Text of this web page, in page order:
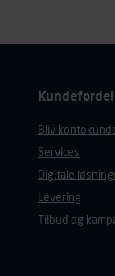
Bliv
Services
Digitale
Levering
Tilbud og